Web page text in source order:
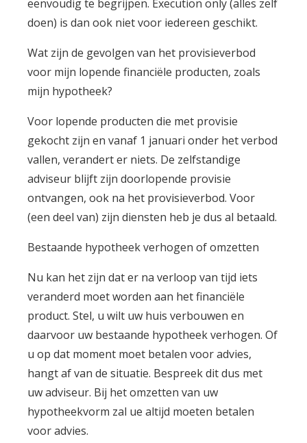
eenvoudig te begrijpen. Execution only (alles zelf
doen) is dan ook niet voor iedereen geschikt.
Wat zijn de gevolgen van het provisieverbod
voor mijn lopende financiële producten, zoals
mijn hypotheek?
Voor lopende producten die met provisie
gekocht zijn en vanaf 1 januari onder het verbod
vallen, verandert er niets. De zelfstandige
adviseur blijft zijn doorlopende provisie
ontvangen, ook na het provisieverbod. Voor
(een deel van) zijn diensten heb je dus al betaald.
Bestaande hypotheek verhogen of omzetten
Nu kan het zijn dat er na verloop van tijd iets
veranderd moet worden aan het financiële
product. Stel, u wilt uw huis verbouwen en
daarvoor uw bestaande hypotheek verhogen. Of
u op dat moment moet betalen voor advies,
hangt af van de situatie. Bespreek dit dus met
uw adviseur. Bij het omzetten van uw
hypotheekvorm zal ue altijd moeten betalen
voor advies.